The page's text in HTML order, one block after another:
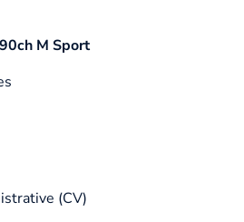
M Sport
(CV)